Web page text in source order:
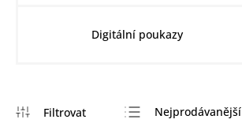
Digitální poukazy
Nejprodávanější